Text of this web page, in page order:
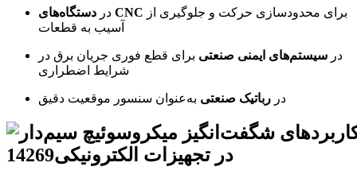
در دستگاه‌های CNC
آسیب به قطعات
در سیستم‌های ایمنی صنعتی برای قطع فوری جریان برق در
شرایط اضطراری
در رباتیک صنعتی به‌عنوان سنسور موقعیت دقیق